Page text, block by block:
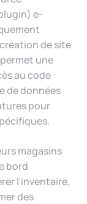
e-
de site
une
au code
de données
pour
magasins
bord
l’inventaire,
des